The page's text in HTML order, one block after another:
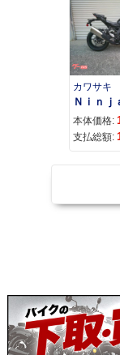
カワサキ
本体価格:
支払総額: